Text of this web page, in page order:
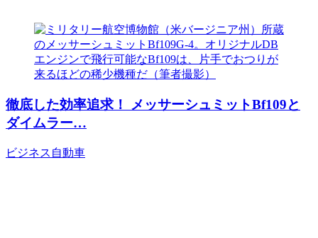
徹底した効率追求！ メッサーシュミットBf109と
ダイムラー…
ビジネス 自動車